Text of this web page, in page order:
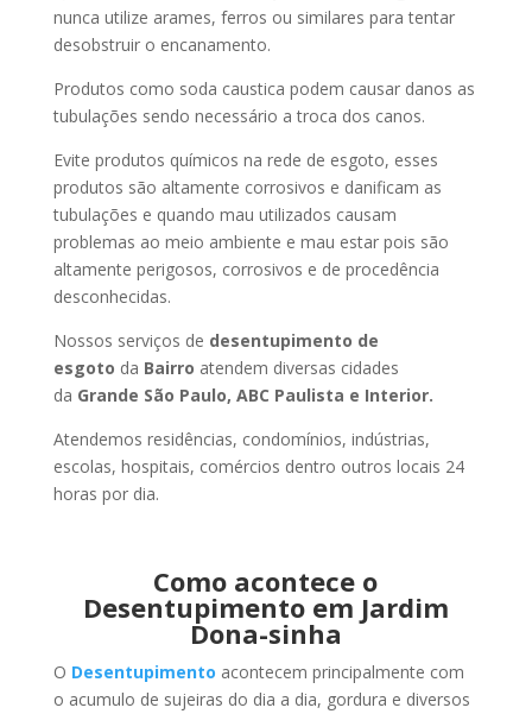
nunca utilize arames, ferros ou similares para tentar
desobstruir o encanamento.
Produtos como soda caustica podem causar danos as
tubulações sendo necessário a troca dos canos.
Evite produtos químicos na rede de esgoto, esses
produtos são altamente corrosivos e danificam as
tubulações e quando mau utilizados causam
problemas ao meio ambiente e mau estar pois são
altamente perigosos, corrosivos e de procedência
desconhecidas.
Nossos serviços de desentupimento de
esgoto da Bairro atendem diversas cidades
da Grande São Paulo, ABC Paulista e Interior.
Atendemos residências, condomínios, indústrias,
escolas, hospitais, comércios dentro outros locais 24
horas por dia.
Como acontece o
Desentupimento em Jardim
Dona-sinha
O Desentupimento acontecem principalmente com
o acumulo de sujeiras do dia a dia, gordura e diversos